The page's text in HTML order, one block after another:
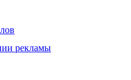
рекламы